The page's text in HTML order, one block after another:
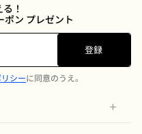
！
ポン プレゼント
登録
シーに同意のうえ。